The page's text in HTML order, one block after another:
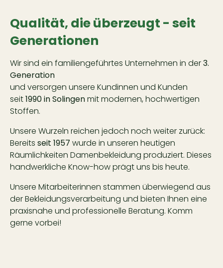
Qualität, die überzeugt - seit
Generationen
Wir sind ein familiengeführtes Unternehmen in der3.
Generation
und versorgen unsere Kundinnen und Kunden
seit1990 in Solingenmit modernen, hochwertigen
Stoffen.
Unsere Wurzeln reichen jedoch noch weiter zurück:
Bereits seit 1957 wurde in unseren heutigen
Räumlichkeiten Damenbekleidung produziert. Dieses
handwerkliche Know-how prägt uns bis heute.
Unsere Mitarbeiterinnen stammen überwiegend aus
der Bekleidungsverarbeitung und bieten Ihnen eine
praxisnahe und professionelle Beratung. Komm
gerne vorbei!